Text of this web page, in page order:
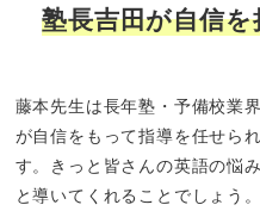
塾長吉田が自信
藤本先生は長年塾・予備校業
が自信をもって指導を任せら
す。きっと皆さんの英語の悩
と導いてくれることでしょう